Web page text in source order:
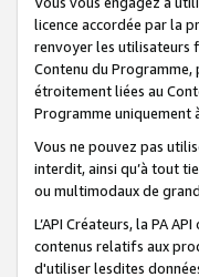
licence accordée par la
renvoyer les utilisateurs
Contenu du
étroitement liées au
Programme uniquement
Vous ne pouvez pas
interdit, ainsi qu’à tout
ou multimodaux de
L’API Créateurs, la PA
contenus relatifs aux
d'utiliser lesdites